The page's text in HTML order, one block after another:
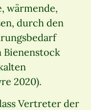
wärmende,
durch den
Bienenstock
2020).
Vertreter der